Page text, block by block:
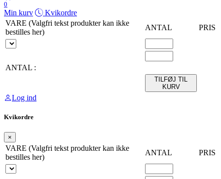
0
Min kurv
Kvikordre
VARE (Valgfri tekst produkter kan ikke
bestilles her)
ANTAL PRIS
ANTAL :
TILFØJ TIL
KURV
Log ind
Kvikordre
×
VARE (Valgfri tekst produkter kan ikke
bestilles her)
ANTAL PRIS